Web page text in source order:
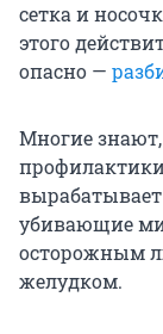
сетка и
этого
опасно —
Многие
убивающие
осторожным
желудком.